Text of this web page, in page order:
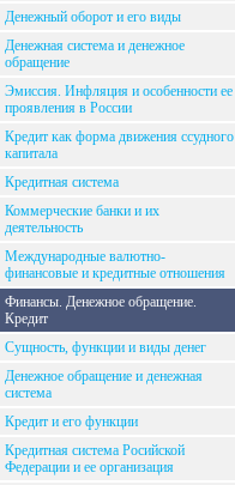
Денежный оборот и его виды
Денежная система и денежное
обращение
Эмиссия. Инфляция и особенности ее
проявления в России
Кредит как форма движения ссудного
капитала
Кредитная система
Коммерческие банки и их
деятельность
Международные валютно-
финансовые и кредитные отношения
Финансы. Денежное обращение.
Кредит
Сущность, функции и виды денег
Денежное обращение и денежная
система
Кредит и его функции
Кредитная система Росийской
Федерации и ее организация